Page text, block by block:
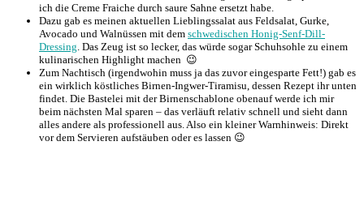
ich die Creme Fraiche durch saure Sahne ersetzt habe.
Dazu gab es meinen aktuellen Lieblingssalat aus Feldsalat, Gurke,
Avocado und Walnüssen mit dem schwedischen Honig-Senf-Dill-
Dressing. Das Zeug ist so lecker, das würde sogar Schuhsohle zu einem
kulinarischen Highlight machen 😉
Zum Nachtisch (irgendwohin muss ja das zuvor eingesparte Fett!) gab es
ein wirklich köstliches Birnen-Ingwer-Tiramisu, dessen Rezept ihr unten
findet. Die Bastelei mit der Birnenschablone obenauf werde ich mir
beim nächsten Mal sparen – das verläuft relativ schnell und sieht dann
alles andere als professionell aus. Also ein kleiner Warnhinweis: Direkt
vor dem Servieren aufstäuben oder es lassen 😉